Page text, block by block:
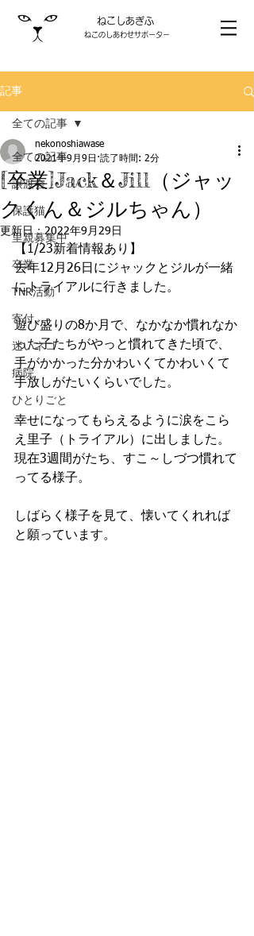
ねこしあぎふ
ねこのしあわせサポーター
記事
全ての記事
譲渡会
保護猫
里親募集中
卒業
TNR活動
寄付
迷いネコ
病院
ひとりごと
全ての記事
[卒業]Jack＆Jill（ジャッ
クくん＆ジルちゃん）
nekonoshiawase
2021年9月9日 読了時間: 2分
更新日：2022年9月29日
【1/23新着情報あり】
去年12月26日にジャックとジルが一緒
にトライアルに行きました。
遊び盛りの8か月で、なかなか慣れなか
った子たちがやっと慣れてきた頃で、
手がかかった分かわいくてかわいくて
手放しがたいくらいでした。
幸せになってもらえるように涙をこら
え里子（トライアル）に出しました。
現在3週間がたち、すこ～しづつ慣れて
ってる様子。
しばらく様子を見て、懐いてくれれば
と願っています。